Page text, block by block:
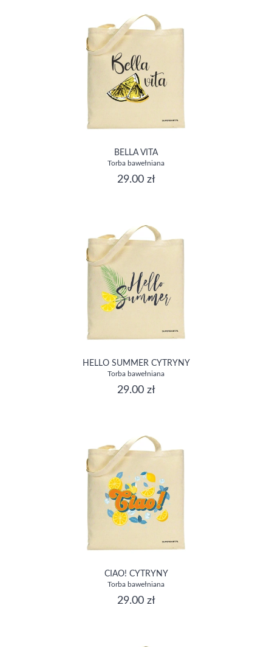
BELLA VITA
Torba bawełniana
29.00 zł
HELLO SUMMER CYTRYNY
Torba bawełniana
29.00 zł
CIAO! CYTRYNY
Torba bawełniana
29.00 zł